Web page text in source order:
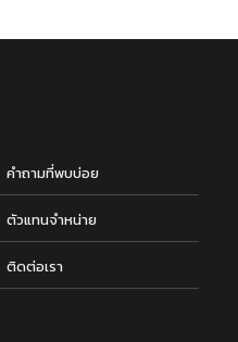
คำถามที่พบบ่อย
ตัวแทนจำหน่าย
ติดต่อเรา